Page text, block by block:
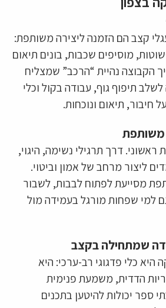
קצב הם הזמנה ליצירה משותפת:
מוסיפים שכבות, בונים תיאום
הקבוצה נהיית “הרכב” שמצליח
תיפוף גוף, עבודה בקול וכלי
חיבור, תיאום ונוכחות.
משותפת
דרך תרגילי נשימה, היגוי,
ליצור מרחב של אמון וביטוי.
מסייעת לפתוח לבבות, לשבור
למי שפחות מורגל בעמידה מול
שמתחילה בקצב
היא כלי פדגוגי רב-ערכי: היא
הדדית, משמעת פנימית
ספר יכולות להיטען בתכנים